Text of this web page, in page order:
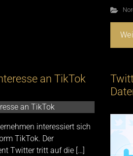
an TikTok
interessiert sich
TikTok. Der
Twitter tritt auf die […]